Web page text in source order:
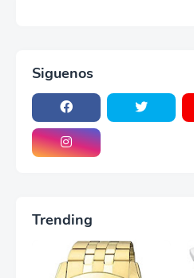
Siguenos
Trending